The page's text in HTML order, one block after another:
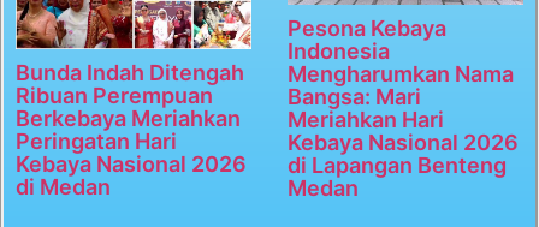
Bunda Indah Ditengah
Ribuan Perempuan
Berkebaya Meriahkan
Peringatan Hari
Kebaya Nasional 2026
di Medan
Pesona Kebaya
Indonesia
Mengharumkan Nama
Bangsa: Mari
Meriahkan Hari
Kebaya Nasional 2026
di Lapangan Benteng
Medan